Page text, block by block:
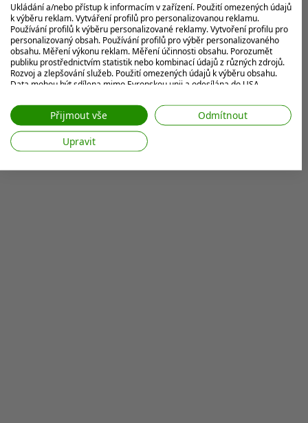
Ukládání a/nebo přístup k informacím v zařízení. Použití omezených údajů
k výběru reklam. Vytváření profilů pro personalizovanou reklamu.
Používání profilů k výběru personalizované reklamy. Vytvoření profilu pro
personalizovaný obsah. Používání profilů pro výběr personalizovaného
obsahu. Měření výkonu reklam. Měření účinnosti obsahu. Porozumět
publiku prostřednictvím statistik nebo kombinací údajů z různých zdrojů.
Rozvoj a zlepšování služeb. Použití omezených údajů k výběru obsahu.
Data mohou být sdílena mimo Evropskou unii a odesílána do USA.
web/aplikaci.
Zobrazit seznam partnerů (7 Prodejci IAB)
Vaše údaje používáme pro následující účely:
Přijmout vše
Odmítnout
Upravit